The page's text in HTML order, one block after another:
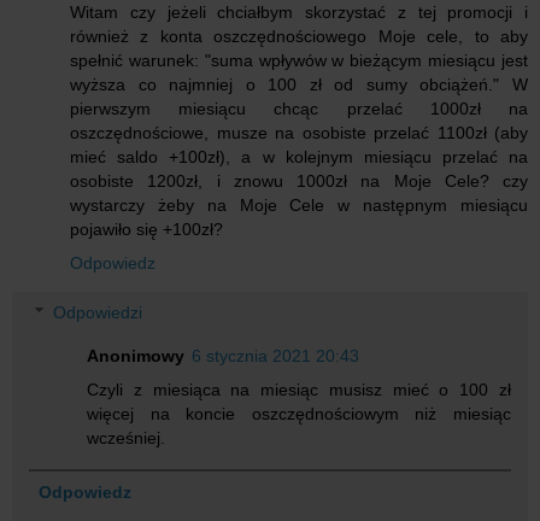
Witam czy jeżeli chciałbym skorzystać z tej promocji i
również z konta oszczędnościowego Moje cele, to aby
spełnić warunek: "suma wpływów w bieżącym miesiącu jest
wyższa co najmniej o 100 zł od sumy obciążeń." W
pierwszym miesiącu chcąc przelać 1000zł na
oszczędnościowe, musze na osobiste przelać 1100zł (aby
mieć saldo +100zł), a w kolejnym miesiącu przelać na
osobiste 1200zł, i znowu 1000zł na Moje Cele? czy
wystarczy żeby na Moje Cele w następnym miesiącu
pojawiło się +100zł?
Odpowiedz
Odpowiedzi
Anonimowy 6 stycznia 2021 20:43
Czyli z miesiąca na miesiąc musisz mieć o 100 zł
więcej na koncie oszczędnościowym niż miesiąc
wcześniej.
Odpowiedz